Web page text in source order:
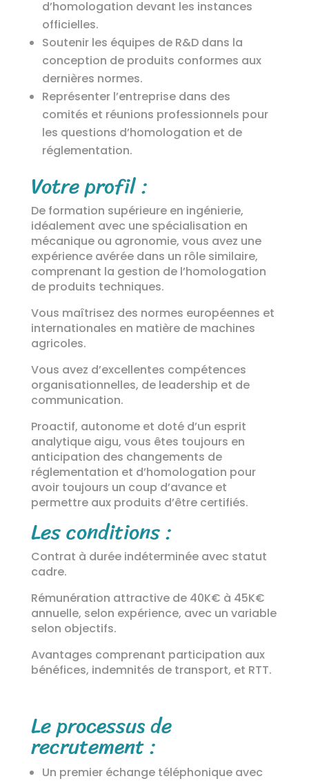
d’homologation devant les instances
officielles.
Soutenir les équipes de R&D dans la
conception de produits conformes aux
dernières normes.
Représenter l’entreprise dans des
comités et réunions professionnels pour
les questions d’homologation et de
réglementation.
Votre profil :
De formation supérieure en ingénierie,
idéalement avec une spécialisation en
mécanique ou agronomie, vous avez une
expérience avérée dans un rôle similaire,
comprenant la gestion de l’homologation
de produits techniques.
Vous maîtrisez des normes européennes et
internationales en matière de machines
agricoles.
Vous avez d’excellentes compétences
organisationnelles, de leadership et de
communication.
Proactif, autonome et doté d’un esprit
analytique aigu, vous êtes toujours en
anticipation des changements de
réglementation et d’homologation pour
avoir toujours un coup d’avance et
permettre aux produits d’être certifiés.
Les conditions :
Contrat à durée indéterminée avec statut
cadre.
Rémunération attractive de 40K€ à 45K€
annuelle, selon expérience, avec un variable
selon objectifs.
Avantages comprenant participation aux
bénéfices, indemnités de transport, et RTT.
Le processus de
recrutement :
Un premier échange téléphonique avec